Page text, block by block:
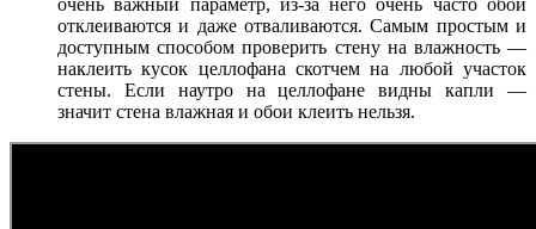
отклеиваются и даже отваливаются. Самым простым и
доступным способом проверить стену на влажность —
наклеить кусок целлофана скотчем на любой участок
стены. Если наутро на целлофане видны капли —
значит стена влажная и обои клеить нельзя.